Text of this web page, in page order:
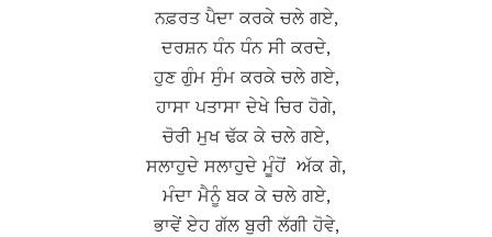
ਨਫ਼ਰਤ ਪੈਦਾ ਕਰਕੇ ਚਲੇ ਗਏ,
ਦਰਸ਼ਨ ਧੰਨ ਧੰਨ ਸੀ ਕਰਦੇ,
ਹੁਣ ਗੁੰਮ ਸੁੰਮ ਕਰਕੇ ਚਲੇ ਗਏ,
ਹਾਸਾ ਪਤਾਸਾ ਦੇਖੇ ਚਿਰ ਹੋਗੇ,
ਚੋਰੀ ਮੁਖ ਢੱਕ ਕੇ ਚਲੇ ਗਏ,
ਸਲਾਹੁਦੇ ਸਲਾਹੁਦੇ ਮੂੰਹੋਂ ਅੱਕ ਗੇ,
ਮੰਦਾ ਮੈਨੂੰ ਬਕ ਕੇ ਚਲੇ ਗਏ,
ਭਾਵੇਂ ਏਹ ਗੱਲ ਬੁਰੀ ਲੱਗੀ ਹੋਵੇ,